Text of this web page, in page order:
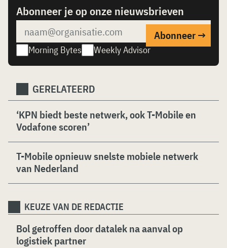
Abonneer je op onze nieuwsbrieven
Morning Bytes Weekly Advisor
GERELATEERD
‘KPN biedt beste netwerk, ook T-Mobile en
Vodafone scoren’
T-Mobile opnieuw snelste mobiele netwerk
van Nederland
KEUZE VAN DE REDACTIE
Bol getroffen door datalek na aanval op
logistiek partner